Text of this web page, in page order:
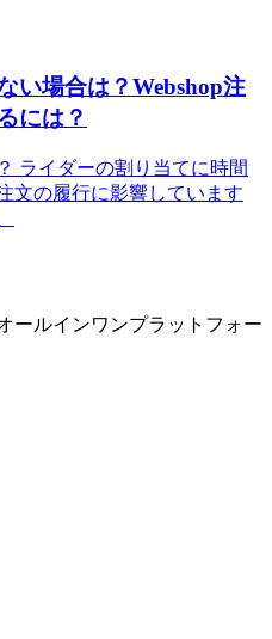
い場合は？Webshop注
には？
ライダーの割り当てに時間
文の履行に影響しています
ールインワンプラットフォー